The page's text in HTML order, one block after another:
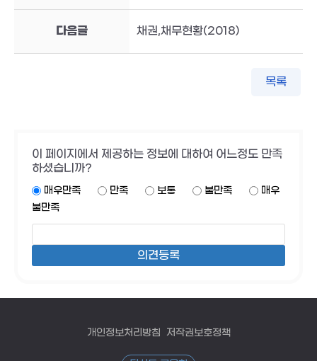
다음글 채권,채무현황(2018)
목록
이 페이지에서 제공하는 정보에 대하여 어느정도 만족
하셨습니까?
매우만족 만족 보통 불만족
매우
불만족
개인정보처리방침 저작권보호정책